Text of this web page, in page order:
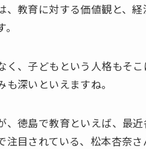
、教育に対する価値観と、
く、子どもという人格もそ
深いといえますね。
、徳島で教育といえば、最
注目されている、松本杏奈